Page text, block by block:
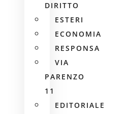
DIRITTO
ESTERI
ECONOMIA
RESPONSA
VIA
PARENZO
11
EDITORIALE